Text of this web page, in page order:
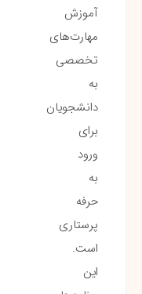
آموزش
مهارت‌های
تخصصی
به
دانشجویان
برای
ورود
به
حرفه
پرستاری
است.
این